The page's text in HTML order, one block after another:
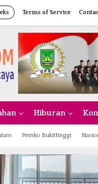
Terms of Service
Hiburan
Pemko Bukittinggi